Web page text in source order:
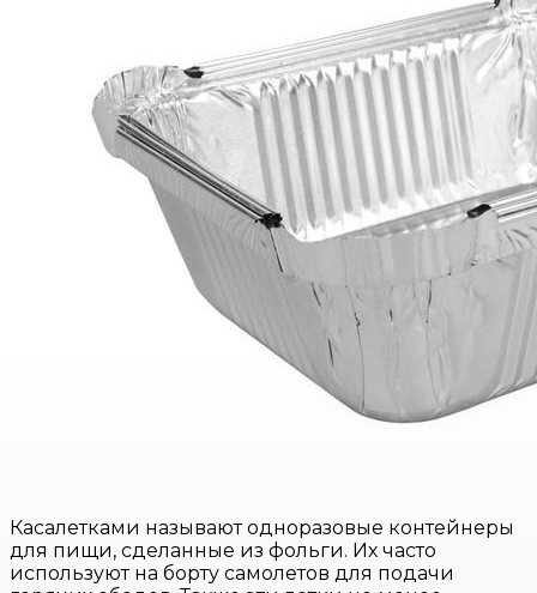
Касалетками называют одноразовые контейнеры
для пищи, сделанные из фольги. Их часто
используют на борту самолетов для подачи